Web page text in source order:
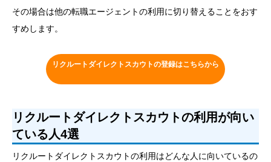
その場合は他の転職エージェントの利用に切り替えることをおす
すめします。
リクルートダイレクトスカウトの登録はこちらから
リクルートダイレクトスカウトの利用が向い
ている人4選
リクルートダイレクトスカウトの利用はどんな人に向いているの